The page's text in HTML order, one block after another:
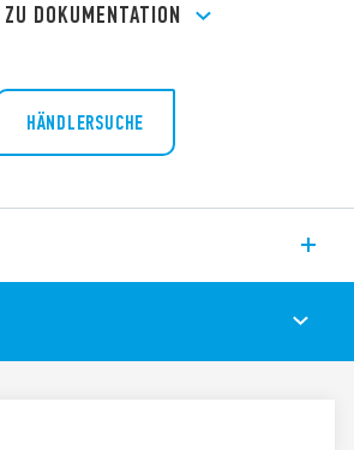
ZU DOKUMENTATION
HÄNDLERSUCHE
Schnappbefestigung für
60175). Für Serie 40, Relaistyp 40.31